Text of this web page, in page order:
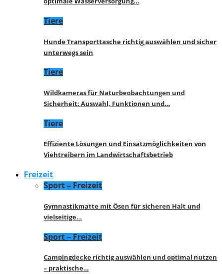
Tiere
Hunde Transporttasche richtig auswählen und sicher
unterwegs sein
Tiere
Wildkameras für Naturbeobachtungen und
Sicherheit: Auswahl, Funktionen und…
Tiere
Effiziente Lösungen und Einsatzmöglichkeiten von
Viehtreibern im Landwirtschaftsbetrieb
Freizeit
Sport – Freizeit
Gymnastikmatte mit Ösen für sicheren Halt und
vielseitige…
Sport – Freizeit
Campingdecke richtig auswählen und optimal nutzen
– praktische…